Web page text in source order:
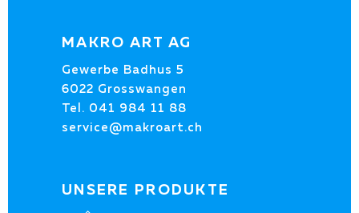
MAKRO ART AG
Gewerbe Badhus 5
6022 Grosswangen
Tel. 041 984 11 88
service@makroart.ch
UNSERE PRODUKTE